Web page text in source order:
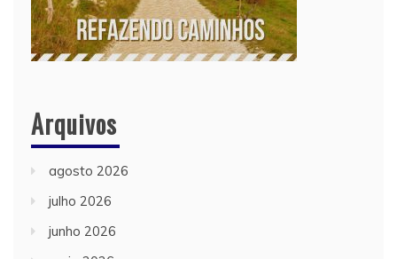
Arquivos
agosto 2026
julho 2026
junho 2026